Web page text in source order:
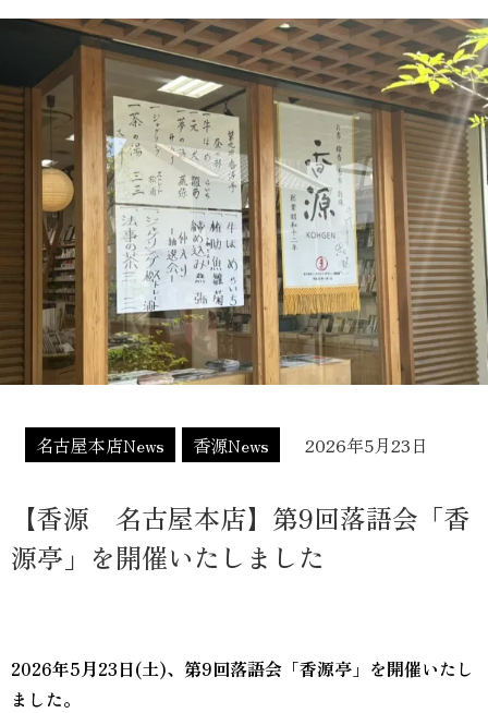
名古屋本店News 香源News 2026年5月23日
【香源 名古屋本店】第9回落語会「香
源亭」を開催いたしました
2026年5月23日(土)、第9回落語会「香源亭」を開催いたし
ました。